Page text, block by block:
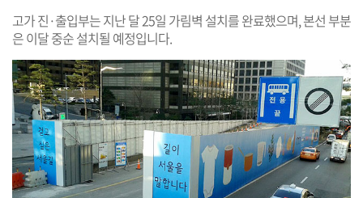
고가 진·출입부는 지난 달 25일 가림벽 설치를 완료했으며, 본선 부분
은 이달 중순 설치될 예정입니다.